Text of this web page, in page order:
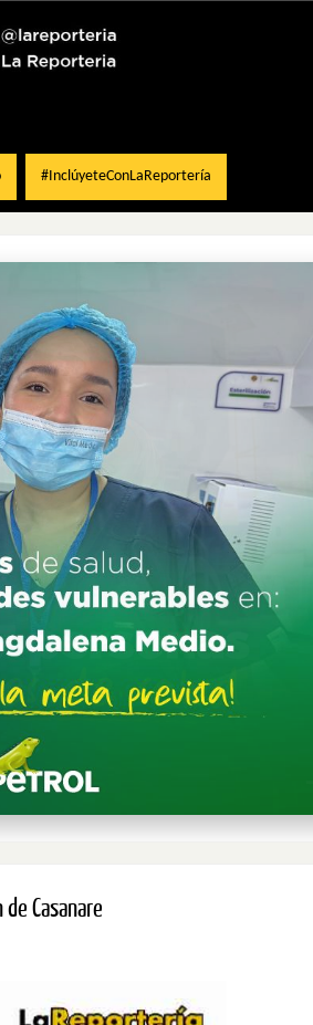
#InclúyeteConLaReportería
Casanare